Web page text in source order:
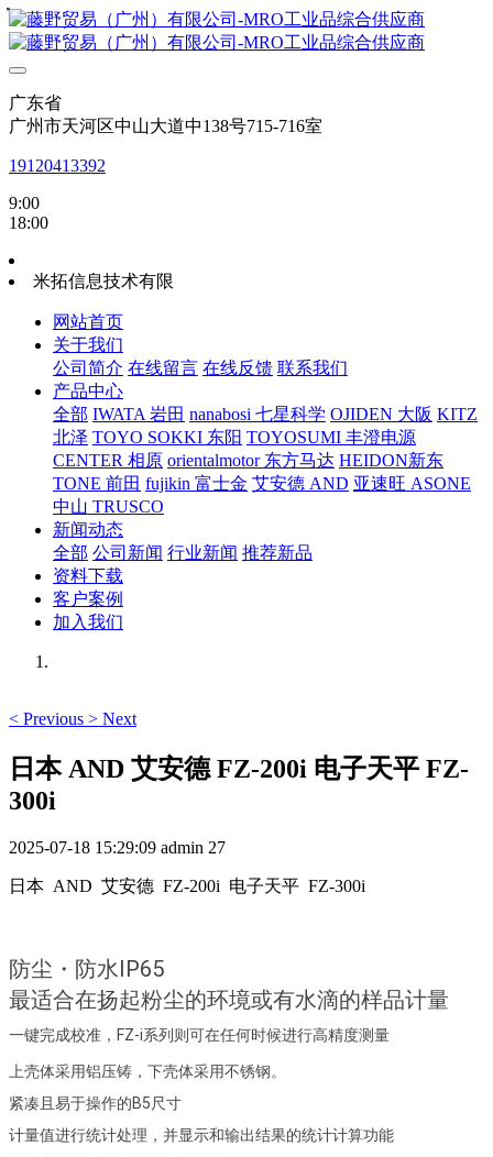
广东省
广州市天河区中山大道中138号715-716室
19120413392
9:00
18:00
米拓信息技术有限
网站首页
关于我们
公司简介 在线留言 在线反馈 联系我们
产品中心
全部 IWATA 岩田 nanabosi 七星科学 OJIDEN 大阪 KITZ
北泽 TOYO SOKKI 东阳 TOYOSUMI 丰澄电源
CENTER 相原 orientalmotor 东方马达 HEIDON新东
TONE 前田 fujikin 富士金 艾安德 AND 亚速旺 ASONE
中山 TRUSCO
新闻动态
全部 公司新闻 行业新闻 推荐新品
资料下载
客户案例
加入我们
< Previous > Next
日本 AND 艾安德 FZ-200i 电子天平 FZ-
300i
2025-07-18 15:29:09 admin 27
日本 AND 艾安德 FZ-200i 电子天平 FZ-300i
防尘・防水IP65
最适合在扬起粉尘的环境或有水滴的样品计量
一键完成校准，FZ-i系列则可在任何时候进行高精度测量
・
上壳体采用铝压铸，下壳体采用不锈钢。
・
紧凑且易于操作的B5尺寸
・
计量值进行统计处理，并显示和输出结果的统计计算功能
・
・
・
・
・